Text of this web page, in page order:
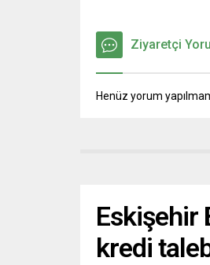
Ziyaretçi
Henüz yorum
Eskişehir
kredi